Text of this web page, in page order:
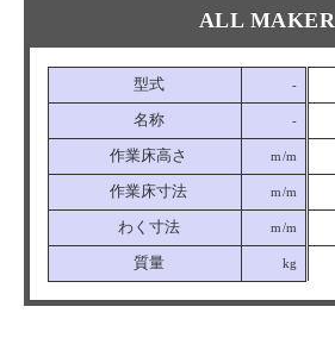
ALL MAKER
型式 -
名称 -
作業床高さ m/m
作業床寸法 m/m
わく寸法 m/m
質量 kg